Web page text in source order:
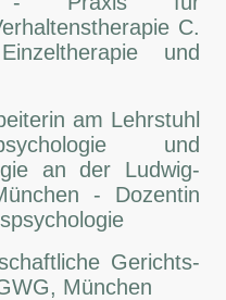
C.
und
am Lehrstuhl
und
an der Ludwig-
- Dozentin
Gerichts-
München